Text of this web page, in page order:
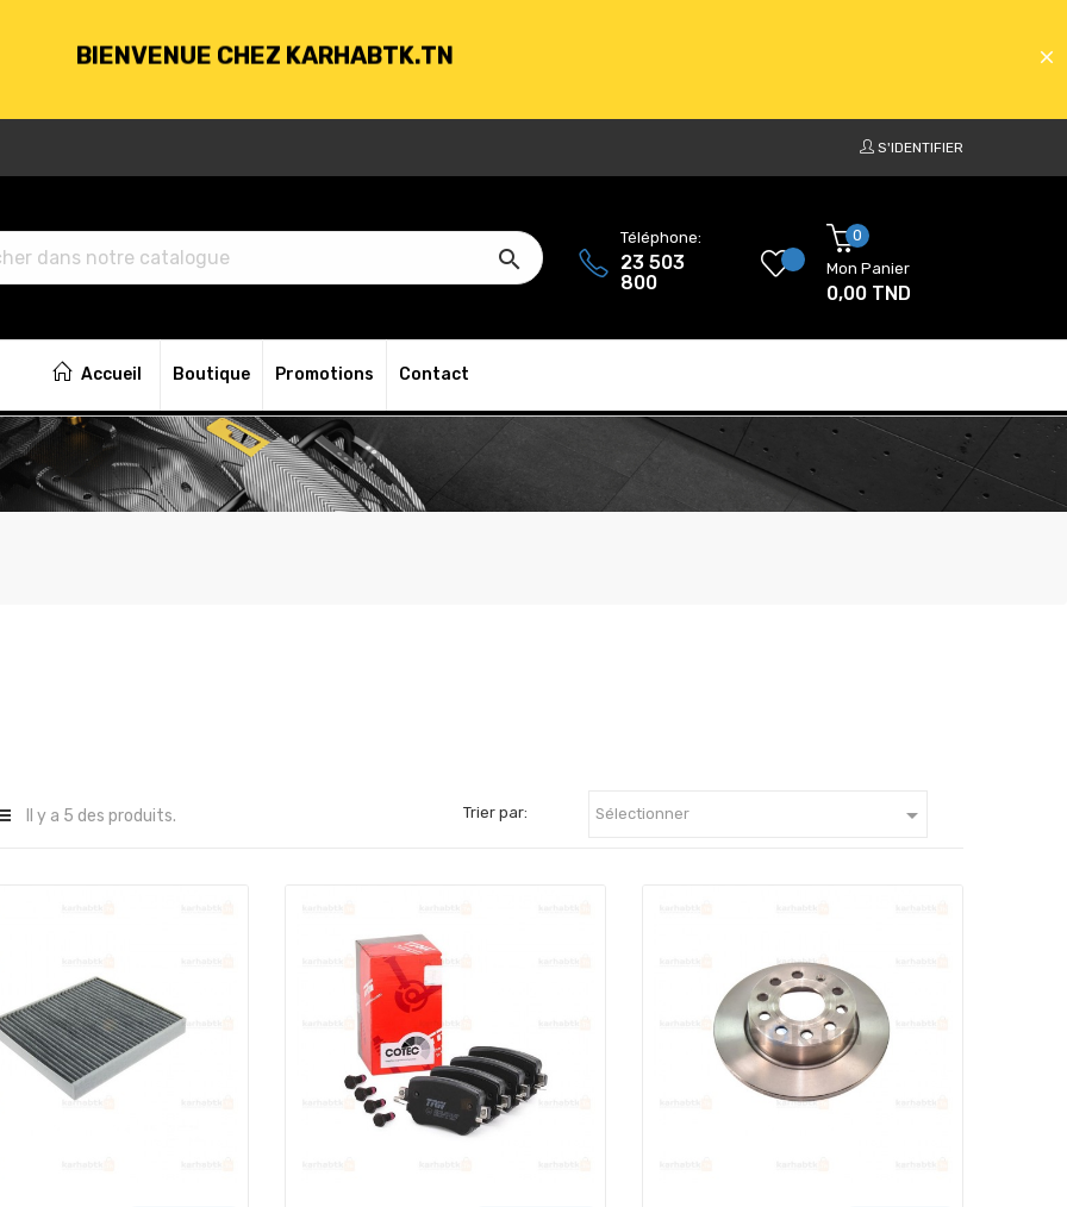
BIENVENUE CHEZ KARHABTK.TN
GRATUITE À PARTIR DE 250DT D'ACHATS
BIENVENUE CHEZ KARHABTK.TN
GRATUITE À PARTIR DE 250DT D'ACHATS
S'IDENTIFIER

Téléphone:
23 503
800
0
Mon Panier
0,00 TND
Accueil Boutique Promotions Contact
Il y a 5 des produits. Trier par: Sélectionner 